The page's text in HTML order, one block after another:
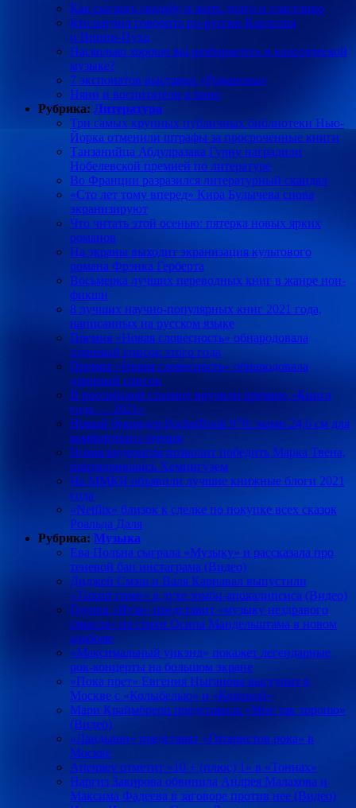
Как сыграть свадьбу и жить долго и счастливо
Кто научил говорить по-русски Карлсона
и Винни-Пуха
Насколько хорошо вы разбираетесь в классической
музыке?
7 экспонатов выставки «Романовы»
Няни и воспитатели в кино
Рубрика: Литература
Три самых крупных публичных библиотеки Нью-
Йорка отменили штрафы за просроченные книги
Танзанийца Абдулразака Гурну наградили
Нобелевской премией по литературе
Во Франции разразился литературный скандал
«Сто лет тому вперед» Кира Булычева снова
экранизируют
Что читать этой осенью: пятерка новых ярких
романов
На экраны выходит экранизация культового
романа Фрэнка Герберта
Восьмерка лучших переводных книг в жанре нон-
фикшн
8 лучших научно-популярных книг 2021 года,
написанных на русском языке
Премия «Новая словесность» обнародовала
длинный список этого года
Премия «Новая словесность» обнародовала
длинный список
В российской столице вручили премию «Книга
года — 2021»
Новый букридер PocketBook 970: экран 24,6 см для
комфортного чтения
Новая видеоигра позволит победить Марка Твена,
притворившись Хемингуэем
На ММКЯ объявили лучшие книжные блоги 2021
года
«Netflix» близок к сделке по покупке всех сказок
Роальда Даля
Рубрика: Музыка
Ева Польна сыграла «Музыку» и рассказала про
теневой бан инстаграма (Видео)
Диджей Смэш и Валя Карнавал выпустили
«Тихий гимн» в духе зомби-апокалипсиса (Видео)
Группа «Яуза» представит «музыку нездравого
смысла» на стихи Осипа Мандельштама в новом
альбоме
«Максимальный уикэнд» покажет легендарные
рок-концерты на большом экране
«Пока прет» Евгения Цыганова выступит в
Москве с «Колыбелью» и «Короной»
Мари Краймбрери представила «Мне так хорошо»
(Видео)
«Ландыши» представят «Гитаристов рока» в
Москве
Artemiev отметит «10 + (плюс) 1» в «Тоннах»
Наргиз Закирова обвинила Андрея Малахова и
Максима Фадеева в заговоре против нее (Видео)